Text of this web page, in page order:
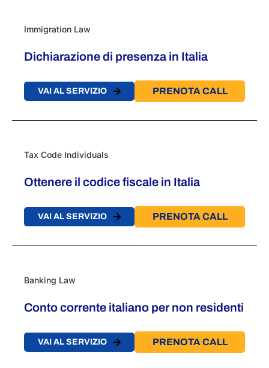
Immigration Law
Dichiarazione di presenza in Italia
VAI AL SERVIZIO PRENOTA CALL
Tax Code Individuals
Ottenere il codice fiscale in Italia
VAI AL SERVIZIO PRENOTA CALL
Banking Law
Conto corrente italiano per non residenti
VAI AL SERVIZIO PRENOTA CALL